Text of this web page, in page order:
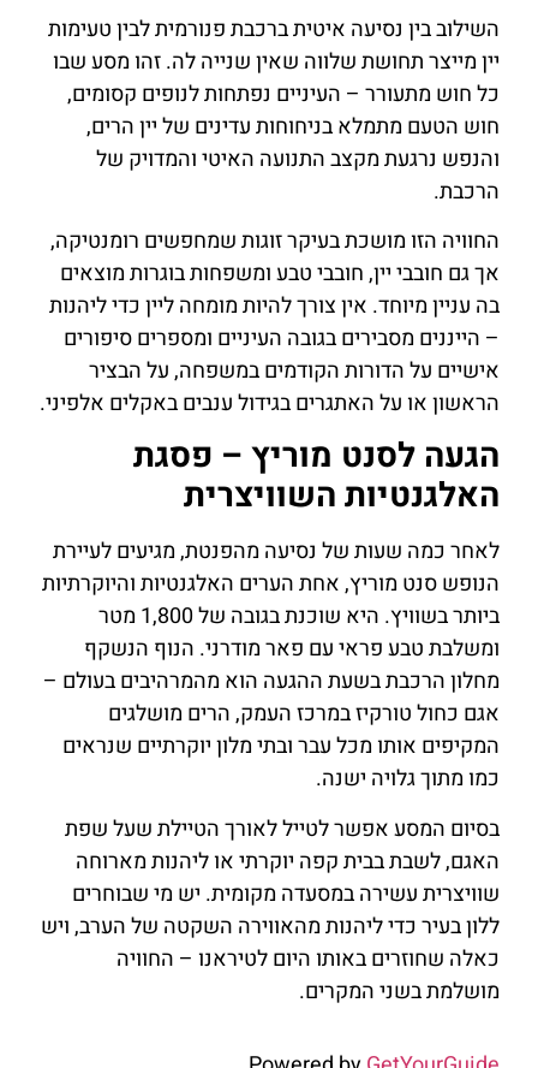
השילוב בין נסיעה איטית ברכבת פנורמית לבין טעימות
יין מייצר תחושת שלווה שאין שנייה לה. זהו מסע שבו
כל חוש מתעורר – העיניים נפתחות לנופים קסומים,
חוש הטעם מתמלא בניחוחות עדינים של יין הרים,
והנפש נרגעת מקצב התנועה האיטי והמדויק של
הרכבת.
החוויה הזו מושכת בעיקר זוגות שמחפשים רומנטיקה,
אך גם חובבי יין, חובבי טבע ומשפחות בוגרות מוצאים
בה עניין מיוחד. אין צורך להיות מומחה ליין כדי ליהנות
– הייננים מסבירים בגובה העיניים ומספרים סיפורים
אישיים על הדורות הקודמים במשפחה, על הבציר
הראשון או על האתגרים בגידול ענבים באקלים אלפיני.
הגעה לסנט מוריץ – פסגת
האלגנטיות השוויצרית
לאחר כמה שעות של נסיעה מהפנטת, מגיעים לעיירת
הנופש סנט מוריץ, אחת הערים האלגנטיות והיוקרתיות
ביותר בשוויץ. היא שוכנת בגובה של 1,800 מטר
ומשלבת טבע פראי עם פאר מודרני. הנוף הנשקף
מחלון הרכבת בשעת ההגעה הוא מהמרהיבים בעולם –
אגם כחול טורקיז במרכז העמק, הרים מושלגים
המקיפים אותו מכל עבר ובתי מלון יוקרתיים שנראים
כמו מתוך גלויה ישנה.
בסיום המסע אפשר לטייל לאורך הטיילת שעל שפת
האגם, לשבת בבית קפה יוקרתי או ליהנות מארוחה
שוויצרית עשירה במסעדה מקומית. יש מי שבוחרים
ללון בעיר כדי ליהנות מהאווירה השקטה של הערב, ויש
כאלה שחוזרים באותו היום לטיראנו – החוויה
מושלמת בשני המקרים.